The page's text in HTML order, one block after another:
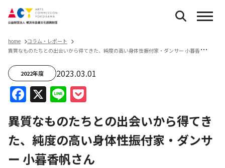
home コラム・レポート
異
質なものたちとの出会いから得てきた、純度の高い身体性――振付家・ダンサー 小暮香帆さん
2022年度 2023.03.01
Facebook
X Line
異質なものたちとの出会いから得てき
た、純度の高い身体性――振付家・ダンサ
ー 小暮香帆さん